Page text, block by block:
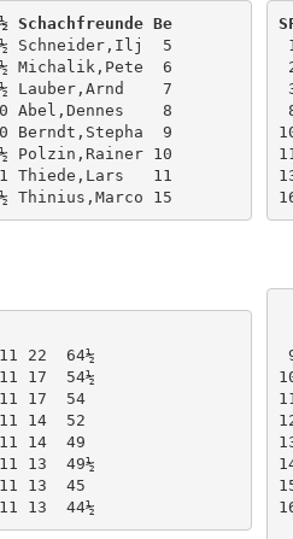
Schachfreunde Be
Berndt,Stepha  9
10
Thiede,Lars   11
8 Chuchelov,Vla 1 : 0 Heidrich,Manf  6